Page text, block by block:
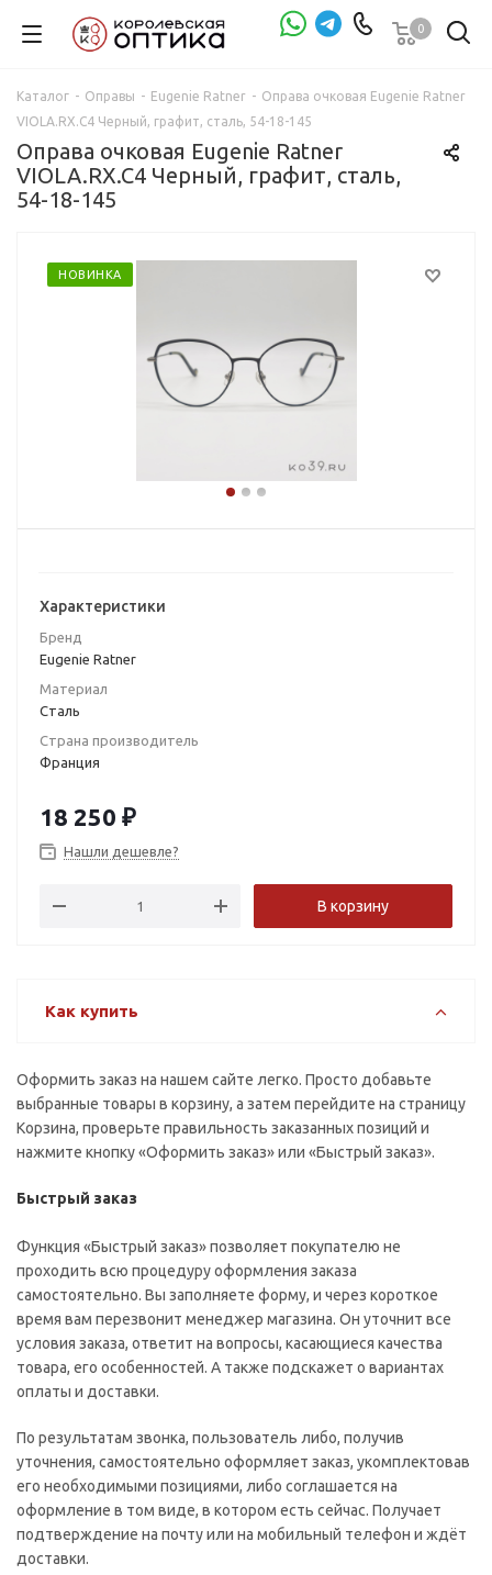
0
Проверка зрения
Каталог - Оправы - Eugenie Ratner - Оправа очковая Eugenie Ratner
VIOLA.RX.C4 Черный, графит, сталь, 54-18-145
Оправа очковая Eugenie Ratner
VIOLA.RX.C4 Черный, графит, сталь,
54-18-145
НОВИНКА
Характеристики
Бренд
Eugenie Ratner
Материал
Сталь
Страна производитель
Франция
18 250 ₽
Нашли дешевле?
В корзину
Как купить
Оформить заказ на нашем сайте легко. Просто добавьте
выбранные товары в корзину, а затем перейдите на страницу
Корзина, проверьте правильность заказанных позиций и
нажмите кнопку «Оформить заказ» или «Быстрый заказ».
Быстрый заказ
Функция «Быстрый заказ» позволяет покупателю не
проходить всю процедуру оформления заказа
самостоятельно. Вы заполняете форму, и через короткое
время вам перезвонит менеджер магазина. Он уточнит все
условия заказа, ответит на вопросы, касающиеся качества
товара, его особенностей. А также подскажет о вариантах
оплаты и доставки.
По результатам звонка, пользователь либо, получив
уточнения, самостоятельно оформляет заказ, укомплектовав
его необходимыми позициями, либо соглашается на
оформление в том виде, в котором есть сейчас. Получает
подтверждение на почту или на мобильный телефон и ждёт
доставки.